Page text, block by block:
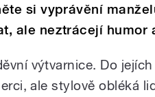
si vyprávění
ale neztrácejí humor
výtvarnice. Do
ale stylově obléká